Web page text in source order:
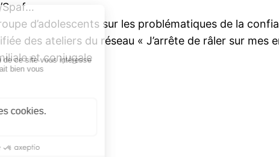
Spaf…
d’adolescents sur les problématiques de la
des ateliers du réseau « J’arrête de râler sur
et conjugale